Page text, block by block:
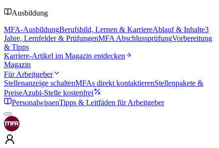
Ausbildung
MFA-AusbildungBerufsbild, Lernen & KarriereAblauf & Inhalte3
Jahre, Lernfelder & PrüfungenMFA AbschlussprüfungVorbereitung
& Tipps
Karriere-Artikel im Magazin entdecken
Magazin
Für Arbeitgeber
Stellenanzeige schaltenMFAs direkt kontaktierenStellenpakete &
PreiseAzubi-Stelle kostenfrei
PersonalwissenTipps & Leitfäden für Arbeitgeber